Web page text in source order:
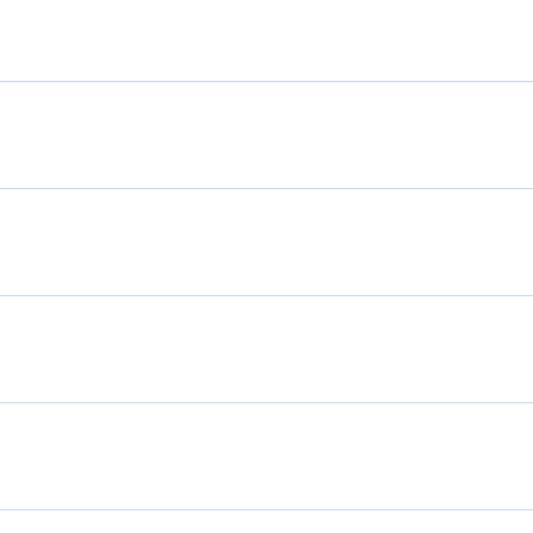
(Download)>> Bei einer
Erzberg-Shuttle vom Ziel am Erzberg-Gipfel wieder
dem Start (1. Fahrt um 09:20 Uhr, letzte Fahrt 10:15
wieder retour zum Festivalzentrum.
Zeitmessanlagen werden ausschließlich für diese
20/30/40/50/60/70+ ​ Die schnellsten drei jeder Klasse
Nähe zum Startgelände Startnummer inkl.